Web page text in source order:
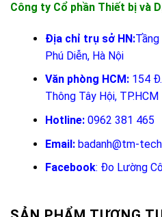
Công ty Cổ phần Thiết bị và
Địa chỉ trụ sở HN:Tầng
Phú Diễn, Hà Nội
Văn phòng HCM:154 Đ.
Thông Tây Hội, TP.HCM
Hotline: 0962 381 465
Email: badanh@tm-
Facebook: Đo Lường